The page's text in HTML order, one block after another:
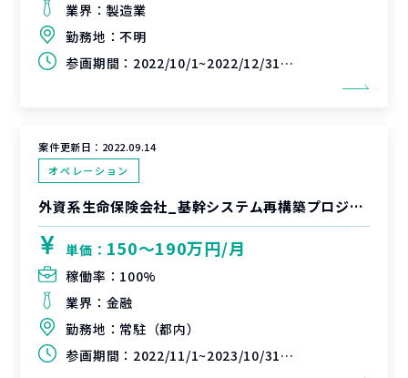
業界： 製造業
勤務地：不明
参画期間： 2022/10/1~2022/12/31(延長可能性あり)
案件更新日： 2022.09.14
オペレーション
外資系生命保険会社_基幹システム再構築プロジェクト
単価： 150〜190万円/月
稼働率： 100%
業界： 金融
勤務地： 常駐（都内）
参画期間： 2022/11/1~2023/10/31（延長可能性あり）